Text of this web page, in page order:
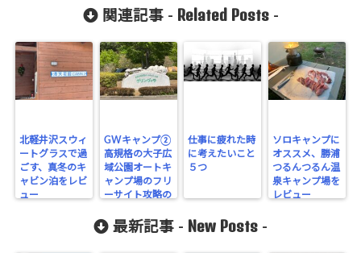
関連記事 - Related Posts-
北軽井沢スウィ
ートグラスで過
ごす、真冬のキ
ャビン泊をレビ
ュー
GWキャンプ②
高規格の大子広
域公園オートキ
ャンプ場のフリ
ーサイト攻略の
ご紹介します
（2019.5.2〜
仕事に疲れた時
に考えたいこと
５つ
ソロキャンプに
オススメ、勝浦
つるんつるん温
泉キャンプ場を
レビュー
最新記事 - New Posts -